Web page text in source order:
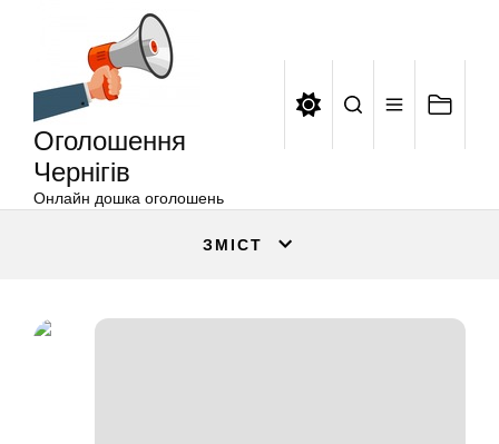
Оголошення
Чернігів
Онлайн дошка оголошень
ЗМІСТ